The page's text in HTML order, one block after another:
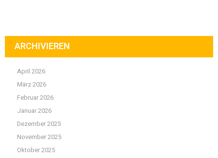
ARCHIVIEREN
April 2026
März 2026
Februar 2026
Januar 2026
Dezember 2025
November 2025
Oktober 2025